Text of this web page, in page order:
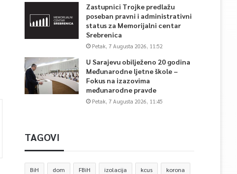
Zastupnici Trojke predlažu
poseban pravni i administrativni
status za Memorijalni centar
Srebrenica
Petak, 7 Augusta 2026, 11:52
U Sarajevu obilježeno 20 godina
Međunarodne ljetne škole –
Fokus na izazovima
međunarodne pravde
Petak, 7 Augusta 2026, 11:45
TAGOVI
BiH dom FBiH izolacija kcus korona